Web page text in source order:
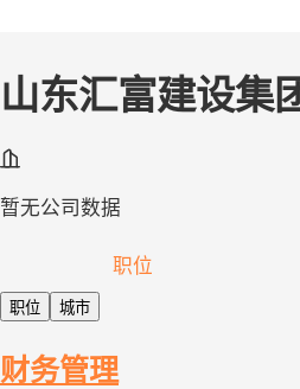
山东汇富建设集
暂无公司数据
职位
职位 城市
财务管理